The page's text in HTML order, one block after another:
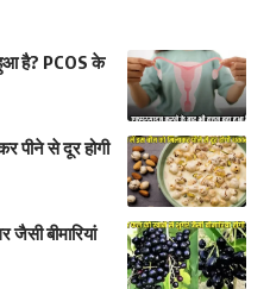
है? PCOS के
पीने से दूर होगी
बीमारियां